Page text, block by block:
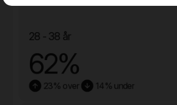
28 - 38 år
62%
23% over 14% under